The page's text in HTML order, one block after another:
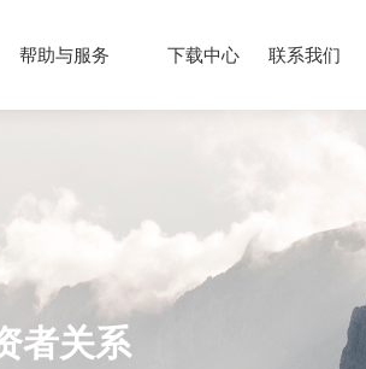
帮助与服务 下载中心 联系我们
者关系